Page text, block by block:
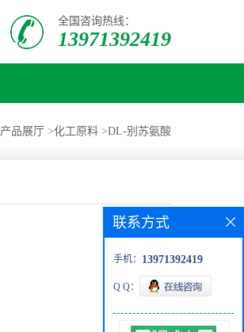
全国咨询热线：
13971392419
产品展厅 >化工原料 >DL-别苏氨酸
联系方式
手机： 13971392419
Q Q：